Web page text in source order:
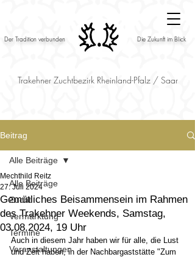
Der Tradition verbunden Die Zukunft im Blick
Trakehner Zuchtbezirk Rheinland-Pfalz / Saar
Beitrag
Alle Beiträge
Zucht
Vermarktung
Termine
Veranstaltungen
Alle Beiträge
Gemütliches Beisammensein im Rahmen
des Trakehner Weekends, Samstag,
03.08.2024, 19 Uhr
Mechthild Reitz
27. Juli 2024
Auch in diesem Jahr haben wir für alle, die Lust
und Zeit haben, in der Nachbargaststätte "Zum